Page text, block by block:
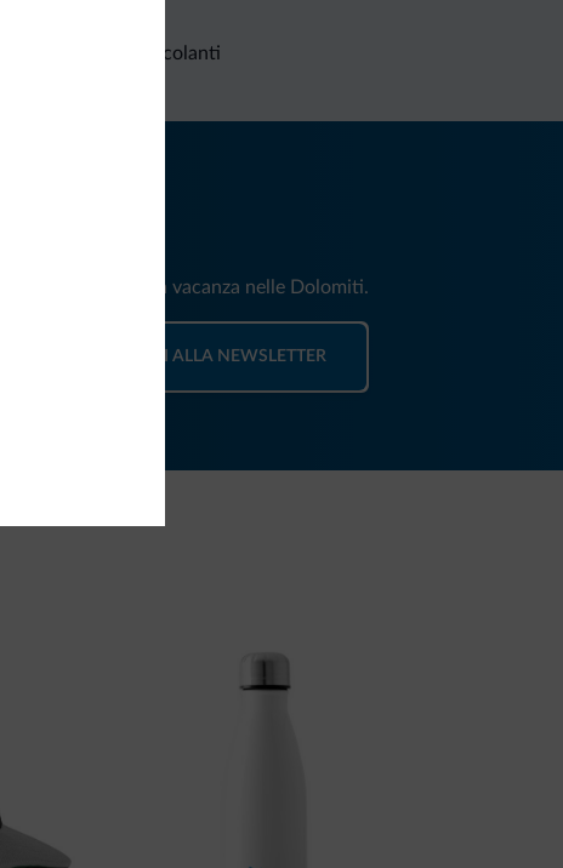
Richieste non vincolanti
e news per la tua vacanza nelle Dolomiti.
ISCRIVITI ALLA NEWSLETTER